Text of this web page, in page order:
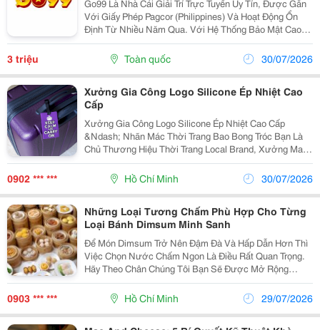
Go99 Là Nhà Cái Giải Trí Trực Tuyến Uy Tín, Được Gắn
Với Giấy Phép Pagcor (Philippines) Và Hoạt Động Ổn
Định Từ Nhiều Năm Qua. Với Hệ Thống Bảo Mật Cao
Cùng Quy Trình Vận Hành Minh Bạch, Go99 Mang Đến
Môi Trường Cá Cược An Toàn Và Đáng Tin Cậy Cho...
3 triệu Toàn quốc 30/07/2026
Xưởng Gia Công Logo Silicone Ép Nhiệt Cao
Cấp
Xưởng Gia Công Logo Silicone Ép Nhiệt Cao Cấp
&Ndash; Nhãn Mác Thời Trang Bao Bong Tróc Bạn Là
Chủ Thương Hiệu Thời Trang Local Brand, Xưởng May
Quần Áo Thể Thao Hay Đơn Vị Gia Công Balo, Túi Xách
Xuất Khẩu Đang Tìm Kiếm Một Giải Pháp Nhãn Mác
0902 *** *** Hồ Chí Minh 30/07/2026
Những Loại Tương Chấm Phù Hợp Cho Từng
Loại Bánh Dimsum Minh Sanh
Để Món Dimsum Trở Nên Đậm Đà Và Hấp Dẫn Hơn Thì
Việc Chọn Nước Chấm Ngon Là Điều Rất Quan Trọng.
Hãy Theo Chân Chúng Tôi Bạn Sẽ Được Mở Rộng
Thêm Về Những Loại Tương Chấm Phù Hợp Cho Từng
Loại Bánh Dimsum . 1. Nước Chấm Có Vai Trò Gì?
Nước Chấm...
0903 *** *** Hồ Chí Minh 29/07/2026